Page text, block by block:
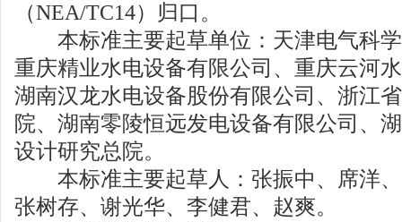
（NEA/TC14）归口。
本标准主要起草单位：天津电气科学
重庆精业水电设备有限公司、重庆云河
湖南汉龙水电设备股份有限公司、浙江
院、湖南零陵恒远发电设备有限公司、
设计研究总院。
本标准主要起草人：张振中、席洋、
张树存、谢光华、李健君、赵爽。